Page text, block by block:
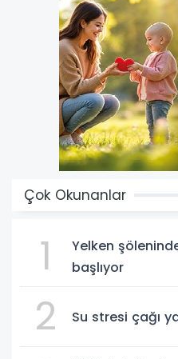
Çok Okunanlar
1
Yelken
başlıyor
2 Su stresi çağı